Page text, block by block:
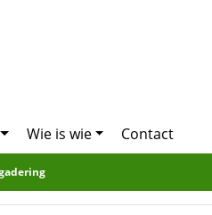
Wie is wie Contact